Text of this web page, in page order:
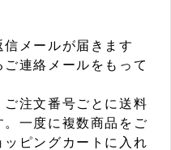
信メールが届きます
連絡メールをもって
ご注文番号ごとに送料
一度に複数商品をご
ピングカートに入れ